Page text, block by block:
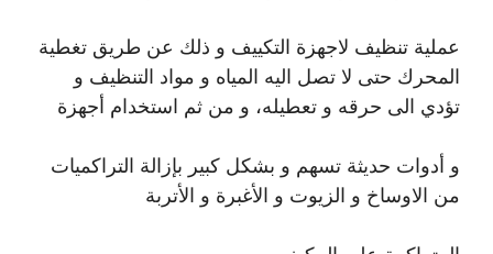
عملية تنظيف لاجهزة التكييف و ذلك عن طريق تغطية
المحرك حتى لا تصل اليه المياه و مواد التنظيف و
تؤدي الى حرقه و تعطيله، و من ثم استخدام أجهزة
و أدوات حديثة تسهم و بشكل كبير بإزالة التراكميات
من الاوساخ و الزيوت و الأغبرة و الأتربة